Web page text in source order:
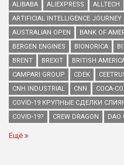
ALIBABA
ALIEXPRESS ALLTECH
ARTIFICIAL INTELLIGENCE JOURNEY
AUSTRALIAN OPEN
BANK OF
BERGEN ENGINES
BIONORICA
BRENT
BREXIT BRITISH
CAMPARI GROUP
CDEK
CNH INDUSTRIAL
CNN COCA-
COVID-19 КРУПНЫЕ СДЕЛКИ
COVID-19?
CREW DRAGON DAO
Ещё